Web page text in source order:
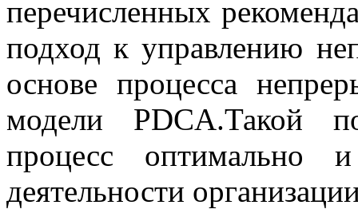
перечисленных
подход к управлению
основе процесса
модели PDCA.Такой
процесс оптимально
деятельности